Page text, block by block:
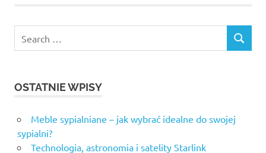
for:
SEARCH
OSTATNIE WPISY
Meble sypialniane – jak wybrać idealne do swojej
sypialni?
Technologia, astronomia i satelity Starlink